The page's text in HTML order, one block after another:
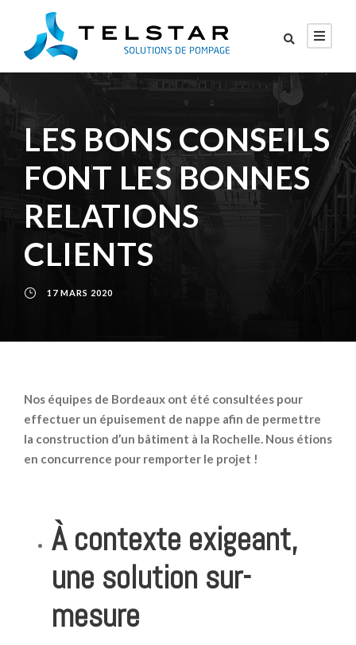
LES BONS CONSEILS
FONT LES BONNES
RELATIONS
CLIENTS
17 MARS 2020
Nos équipes de Bordeaux ont été consultées pour
effectuer un épuisement de nappe afin de permettre
la construction d’un bâtiment à la Rochelle. Nous étions
en concurrence pour remporter le projet !
À contexte exigeant,
une solution sur-
mesure